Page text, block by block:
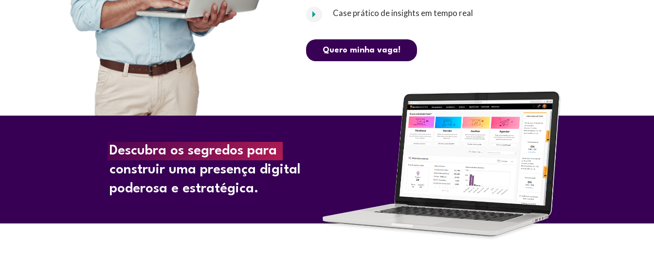
Case prático de insights em tempo real
Quero minha vaga!
Descubra os segredos para
construir uma presença digital
poderosa e estratégica.